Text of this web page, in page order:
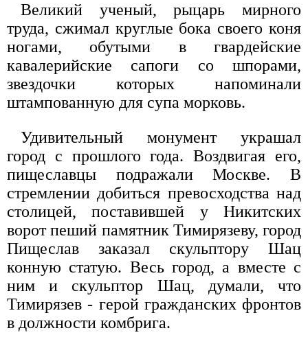
Великий ученый, рыцарь мирного
труда, сжимал круглые бока своего коня
ногами, обутыми в гвардейские
кавалерийские сапоги со шпорами,
звездочки которых напоминали
штампованную для супа морковь.
Удивительный монумент украшал
город с прошлого года. Воздвигая его,
пищеславцы подражали Москве. В
стремлении добиться превосходства над
столицей, поставившей у Никитских
ворот пеший памятник Тимирязеву, город
Пищеслав заказал скульптору Шац
конную статую. Весь город, а вместе с
ним и скульптор Шац, думали, что
Тимирязев - герой гражданских фронтов
в должности комбрига.